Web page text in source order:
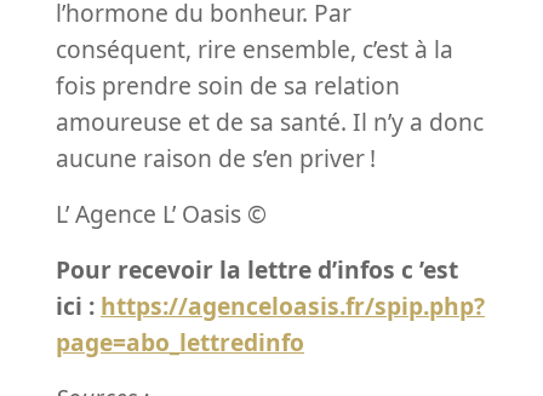
l’hormone du bonheur. Par
conséquent, rire ensemble, c’est à la
fois prendre soin de sa relation
amoureuse et de sa santé. Il n’y a donc
aucune raison de s’en priver!
L’ Agence L’ Oasis ©
Pour recevoir la lettre d’infos c ’est
ici : https://agenceloasis.fr/spip.php?
page=abo_lettredinfo